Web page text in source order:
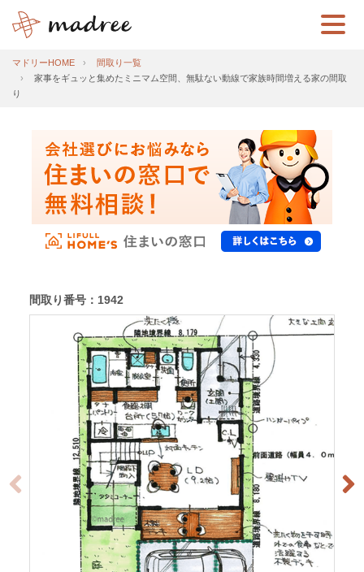
マドリーHOME
間取り一覧
家事をギュッと集めたミニマム空間、無駄ない動線で家族時間増える家の間取
り
間取り番号：1942